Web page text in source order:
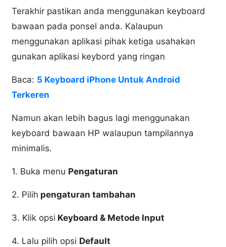
Terakhir pastikan anda menggunakan keyboard
bawaan pada ponsel anda. Kalaupun
menggunakan aplikasi pihak ketiga usahakan
gunakan aplikasi keybord yang ringan
Baca: 5 Keyboard iPhone Untuk Android
Terkeren
Namun akan lebih bagus lagi menggunakan
keyboard bawaan HP walaupun tampilannya
minimalis.
1. Buka menu Pengaturan
2. Pilih pengaturan tambahan
3. Klik opsi Keyboard & Metode Input
4. Lalu pilih opsi Default